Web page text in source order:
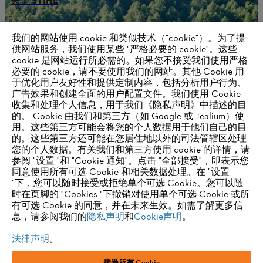
供应商信息
产品
联系方式
职业生涯
举报系统
我们的网站使用 cookie 和类似技术（"cookie"）。为了提
供网站服务，我们使用某些 "严格必要的 cookie"。这些
cookie 是网站运行所必需的。如果您不接受我们使用严格
必要的 cookie，请不要使用我们的网站。其他 Cookie 用
于优化用户友好性和提供定制内容，包括分析用户行为、
广告效果和创建全面的用户配置文件。我们使用 Cookie
收集和处理个人信息，用于我们《隐私声明》中描述的目
的。 Cookie 由我们和第三方（如 Google 或 Tealium）使
用。这些第三方可能会将您的个人数据用于他们自己的目
的。这些第三方还可能在您居住地以外的司法管辖区处理
您的个人数据。有关我们和第三方使用 cookie 的详情，请
参阅 "设置 "和 "Cookie 通知"。点击 "全部接受"，即表示您
同意使用所有可选 Cookie 和相关数据处理。在 "设置
"下，您可以随时接受或拒绝单个可选 Cookie。您可以随
时在页脚的 "Cookies "下撤销对使用单个可选 Cookie 或所
有可选 Cookie 的同意，并在未来生效。如需了解更多信
息，请参阅我们的隐私声明和Cookie声明。
法律声明。